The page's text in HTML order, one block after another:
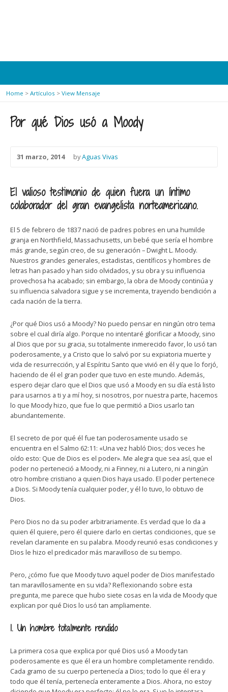
Home > Artículos > View Mensaje
Por qué Dios usó a Moody
31 marzo, 2014 byAguas Vivas
El valioso testimonio de quien fuera un íntimo
colaborador del gran evangelista norteamericano.
El 5 de febrero de 1837 nació de padres pobres en una humilde
granja en Northfield, Massachusetts, un bebé que sería el hombre
más grande, según creo, de su generación – Dwight L. Moody.
Nuestros grandes generales, estadistas, científicos y hombres de
letras han pasado y han sido olvidados, y su obra y su influencia
provechosa ha acabado; sin embargo, la obra de Moody continúa y
su influencia salvadora sigue y se incrementa, trayendo bendición a
cada nación de la tierra.
¿Por qué Dios usó a Moody? No puedo pensar en ningún otro tema
sobre el cual diría algo. Porque no intentaré glorificar a Moody, sino
al Dios que por su gracia, su totalmente inmerecido favor, lo usó tan
poderosamente, y a Cristo que lo salvó por su expiatoria muerte y
vida de resurrección, y al Espíritu Santo que vivió en él y que lo forjó,
haciendo de él el gran poder que tuvo en este mundo. Además,
espero dejar claro que el Dios que usó a Moody en su día está listo
para usarnos a ti y a mí hoy, si nosotros, por nuestra parte, hacemos
lo que Moody hizo, que fue lo que permitió a Dios usarlo tan
abundantemente.
El secreto de por qué él fue tan poderosamente usado se
encuentra en el Salmo 62:11: «Una vez habló Dios; dos veces he
oído esto: Que de Dios es el poder». Me alegra que sea así, que el
poder no perteneció a Moody, ni a Finney, ni a Lutero, ni a ningún
otro hombre cristiano a quien Dios haya usado. El poder pertenece
a Dios. Si Moody tenía cualquier poder, y él lo tuvo, lo obtuvo de
Dios.
Pero Dios no da su poder arbitrariamente. Es verdad que lo da a
quien él quiere, pero él quiere darlo en ciertas condiciones, que se
revelan claramente en su palabra. Moody reunió esas condiciones y
Dios le hizo el predicador más maravilloso de su tiempo.
Pero, ¿cómo fue que Moody tuvo aquel poder de Dios manifestado
tan maravillosamente en su vida? Reflexionando sobre esta
pregunta, me parece que hubo siete cosas en la vida de Moody que
explican por qué Dios lo usó tan ampliamente.
1. Un hombre totalmente rendido
La primera cosa que explica por qué Dios usó a Moody tan
poderosamente es que él era un hombre completamente rendido.
Cada gramo de su cuerpo pertenecía a Dios; todo lo que él era y
todo que él tenía, pertenecía enteramente a Dios. Ahora, no estoy